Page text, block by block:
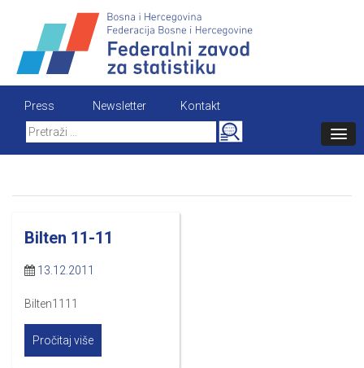
content
Press Newsletter
Kontakt
Search
for:
Bilten 11-11
13.12.2011
Bilten1111
Pročitaj više